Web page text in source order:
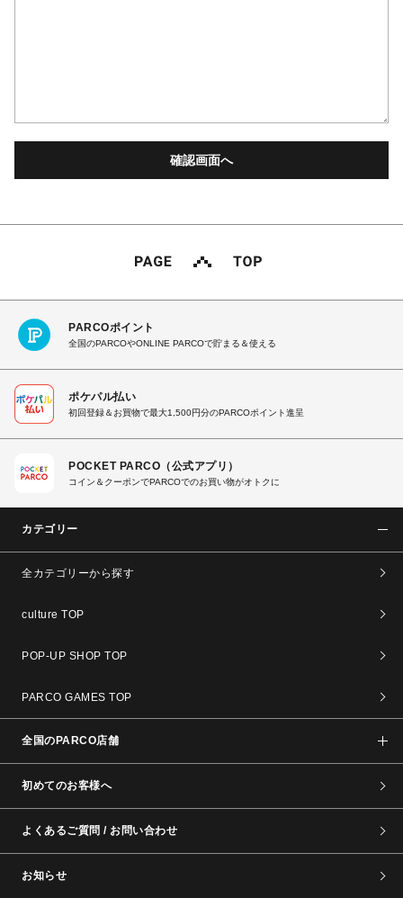
PARCOポイント
全国のPARCOやONLINE PARCOで貯まる＆使える
ポケパル払い
初回登録＆お買物で最大1,500円分のPARCOポイント進呈
POCKET PARCO（公式アプリ）
コイン＆クーポンでPARCOでのお買い物がオトクに
カテゴリー
全カテゴリーから探す
culture TOP
POP-UP SHOP TOP
PARCO GAMES TOP
全国のPARCO店舗
初めてのお客様へ
よくあるご質問 / お問い合わせ
お知らせ